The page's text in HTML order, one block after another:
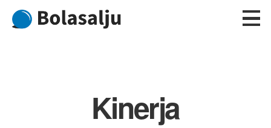
Skip
content
Kinerja